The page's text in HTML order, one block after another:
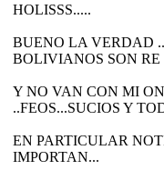
HOLISSS.....
BUENO LA VERDAD
BOLIVIANOS SON RE
Y NO VAN CON MI
..FEOS...SUCIOS Y
EN PARTICULAR
IMPORTAN...